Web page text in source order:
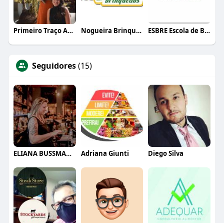
Primeiro Traço Arquitetura Nogueira Brinquedos ESBRE Escola de Bares e Restaurantes
Seguidores(15)
ELIANA BUSSMANN CLARET BUENO Adriana Giunti Diego Silva